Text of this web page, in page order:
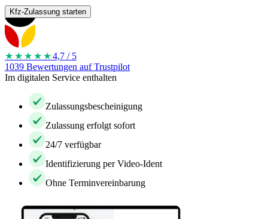
Kfz-Zulassung starten
★★★★ ★4,7 / 5
1039 Bewertungen auf Trustpilot
Im digitalen Service enthalten
Zulassungsbescheinigung
Zulassung erfolgt sofort
24/7 verfügbar
Identifizierung per Video-Ident
Ohne Terminvereinbarung